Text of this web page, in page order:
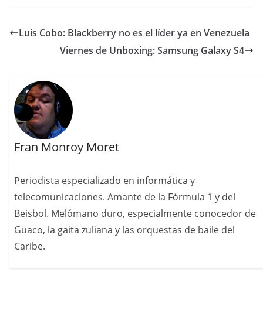
Luis Cobo: Blackberry no es el líder ya en Venezuela
Viernes de Unboxing: Samsung Galaxy S4
Fran Monroy Moret
Periodista especializado en informática y
telecomunicaciones. Amante de la Fórmula 1 y del
Beisbol. Melómano duro, especialmente conocedor de
Guaco, la gaita zuliana y las orquestas de baile del
Caribe.